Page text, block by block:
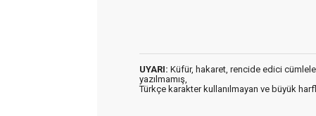
UYARI: Küfür, hakaret, rencide edici
yazılmamış,
Türkçe karakter kullanılmayan ve büyük